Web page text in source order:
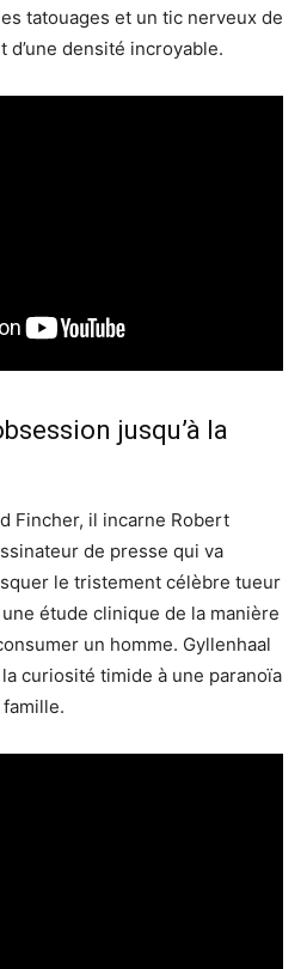
tatouages et un tic nerveux de
densité incroyable.
jusqu’à la
Fincher, il incarne Robert
de presse qui va
le tristement célèbre tueur
étude clinique de la manière
un homme. Gyllenhaal
curiosité timide à une paranoïa